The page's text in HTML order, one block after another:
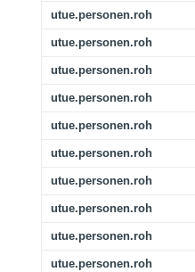
utue.personen.roh
utue.personen.roh
utue.personen.roh
utue.personen.roh
utue.personen.roh
utue.personen.roh
utue.personen.roh
utue.personen.roh
utue.personen.roh
utue.personen.roh